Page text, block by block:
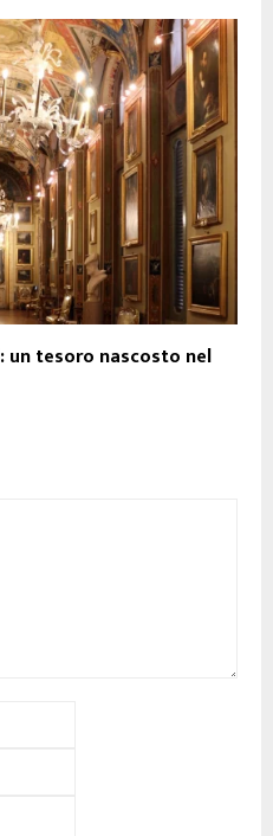
un tesoro nascosto nel